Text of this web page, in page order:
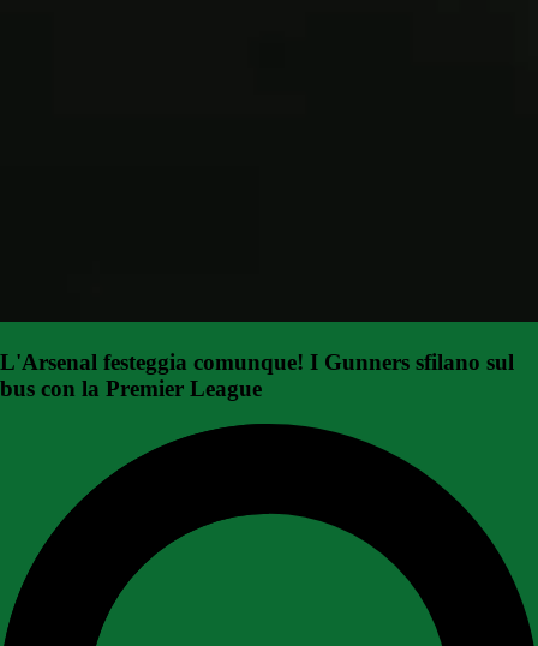
L'Arsenal festeggia comunque! I Gunners sfilano sul
bus con la Premier League